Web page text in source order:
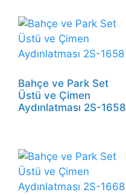
Bahçe ve Park Set
Üstü ve Çimen
Aydınlatması 2S-1658